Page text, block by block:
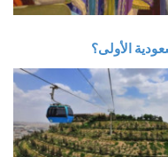
الأولى؟